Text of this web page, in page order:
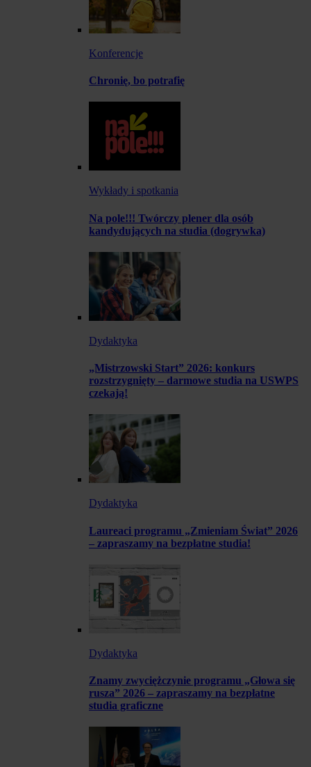
Konferencje
Chronię, bo potrafię
Wykłady i spotkania
Na pole!!! Twórczy plener dla osób
kandydujących na studia (dogrywka)
Dydaktyka
„Mistrzowski Start” 2026: konkurs
rozstrzygnięty – darmowe studia na USWPS
czekają!
Dydaktyka
Laureaci programu „Zmieniam Świat” 2026
– zapraszamy na bezpłatne studia!
Dydaktyka
Znamy zwyciężczynie programu „Głowa się
rusza” 2026 – zapraszamy na bezpłatne
studia graficzne